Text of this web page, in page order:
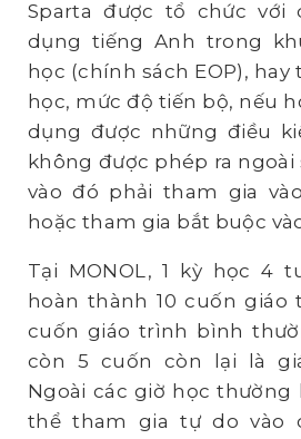
Sparta được tổ chức
dụng tiếng Anh trong
học (chính sách EOP),
học, mức độ tiến bộ, nếu
dụng được những điều
không được phép ra ngoài
vào đó phải tham gia
hoặc tham gia bắt buộc
Tại MONOL, 1 kỳ học 4
hoàn thành 10 cuốn
cuốn giáo trình bình
còn 5 cuốn còn lại là
Ngoài các giờ học thường
thể tham gia tự do vào